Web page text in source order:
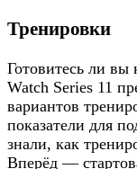
Тренировки
Готовитесь ли
Watch Series 11
вариантов
показатели для
знали, как
Вперёд —